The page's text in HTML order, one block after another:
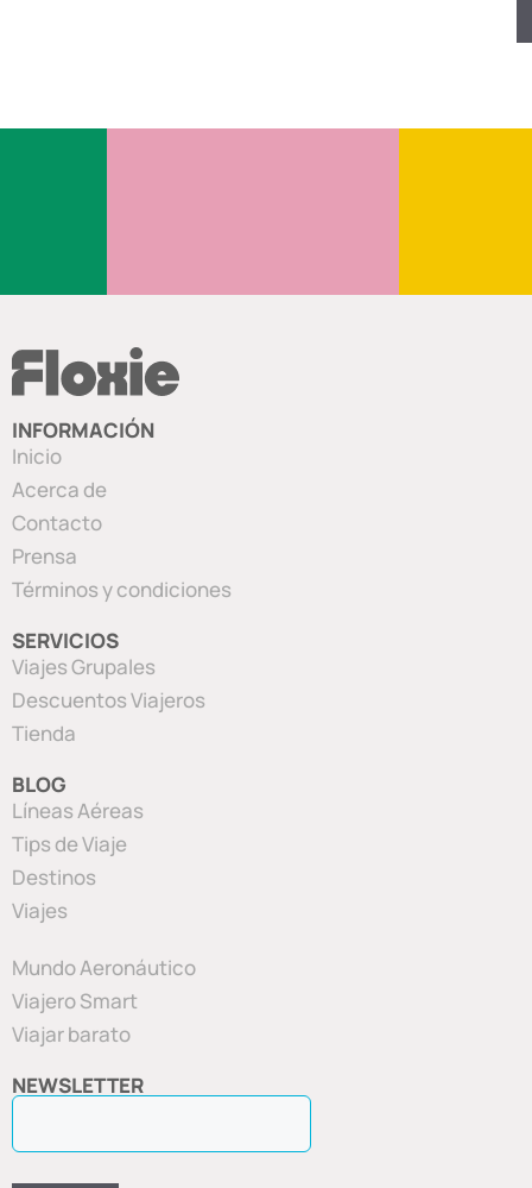
INFORMACIÓN
Inicio
Acerca de
Contacto
Prensa
Términos y condiciones
SERVICIOS
Viajes Grupales
Descuentos Viajeros
Tienda
BLOG
Líneas Aéreas
Tips de Viaje
Destinos
Viajes
Mundo Aeronáutico
Viajero Smart
Viajar barato
NEWSLETTER